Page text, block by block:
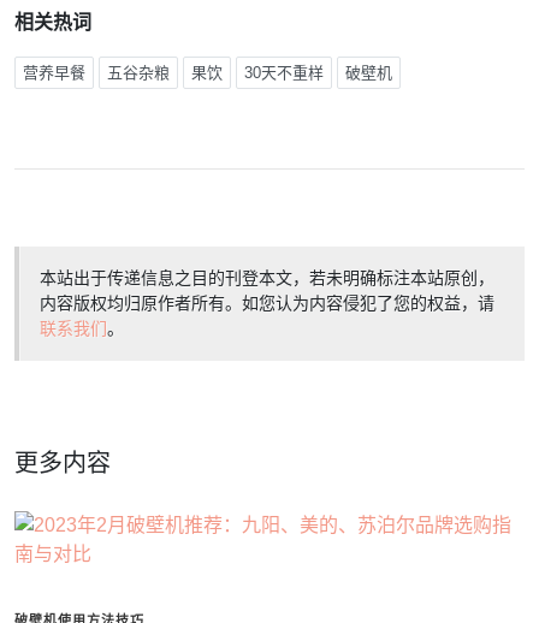
相关热词
营养早餐 五谷杂粮 果饮 30天不重样 破壁机
本站出于传递信息之目的刊登本文，若未明确标注本站原创，
内容版权均归原作者所有。如您认为内容侵犯了您的权益，请
联系我们。
更多内容